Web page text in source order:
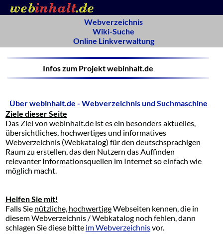
Webverzeichnis
Wiki-Suche
Online Linkverwaltung
Infos zum Projekt webinhalt.de
Über webinhalt.de - Webverzeichnis und Suchmaschine
Ziele dieser Seite
Das Ziel von webinhalt.de ist es ein besonders aktuelles,
übersichtliches, hochwertiges und informatives
Webverzeichnis (Webkatalog) für den deutschsprachigen
Raum zu erstellen, das den Nutzern das Auffinden
relevanter Informationsquellen im Internet so einfach wie
möglich macht.
Helfen Sie mit!
Falls Sie nützliche, hochwertigeWebseiten kennen, die in
diesem Webverzeichnis / Webkatalog noch fehlen, dann
schlagen Sie diese bitte im Webverzeichnisvor.